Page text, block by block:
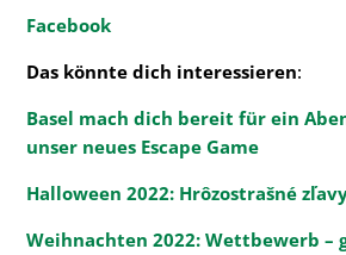
Facebook
Das könnte dich interessieren:
Basel mach dich bereit für ein
unser neues Escape Game
Halloween 2022: Hrôzostrašné
Weihnachten 2022: Wettbewerb –